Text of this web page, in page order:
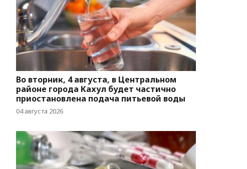
Во вторник, 4 августа, в Центральном
районе города Кахул будет частично
приостановлена подача питьевой воды
04 августа 2026